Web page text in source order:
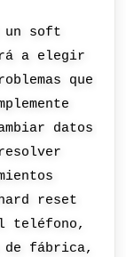
un soft
a elegir
que
datos
reset
teléfono,
de fábrica,